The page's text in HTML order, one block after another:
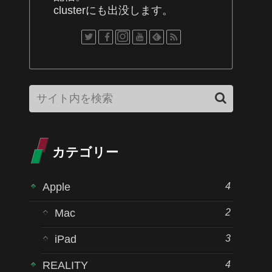
clusterにも出没します。
カテゴリー
Apple 4
Mac 2
iPad 3
REALITY 4